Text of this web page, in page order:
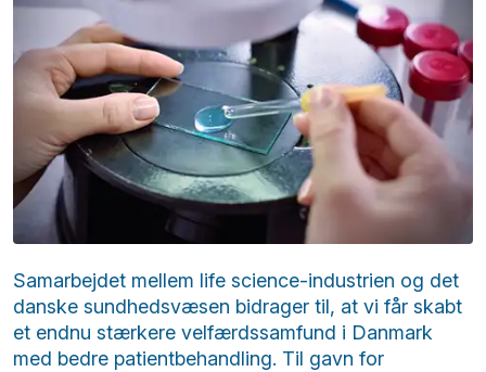
Samarbejdet mellem life science-industrien og det
danske sundhedsvæsen bidrager til, at vi får skabt
et endnu stærkere velfærdssamfund i Danmark
med bedre patientbehandling. Til gavn for